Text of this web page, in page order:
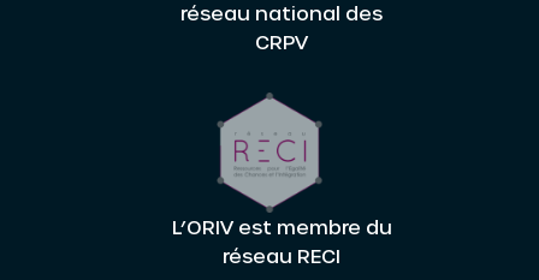
réseau national des
CRPV
L’ORIV est membre du
réseau RECI